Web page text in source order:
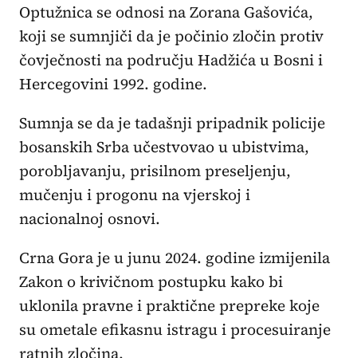
Optužnica se odnosi na Zorana Gašovića,
koji se sumnjiči da je počinio zločin protiv
čovječnosti na području Hadžića u Bosni i
Hercegovini 1992. godine.
Sumnja se da je tadašnji pripadnik policije
bosanskih Srba učestvovao u ubistvima,
porobljavanju, prisilnom preseljenju,
mučenju i progonu na vjerskoj i
nacionalnoj osnovi.
Crna Gora je u junu 2024. godine izmijenila
Zakon o krivičnom postupku kako bi
uklonila pravne i praktične prepreke koje
su ometale efikasnu istragu i procesuiranje
ratnih zločina.